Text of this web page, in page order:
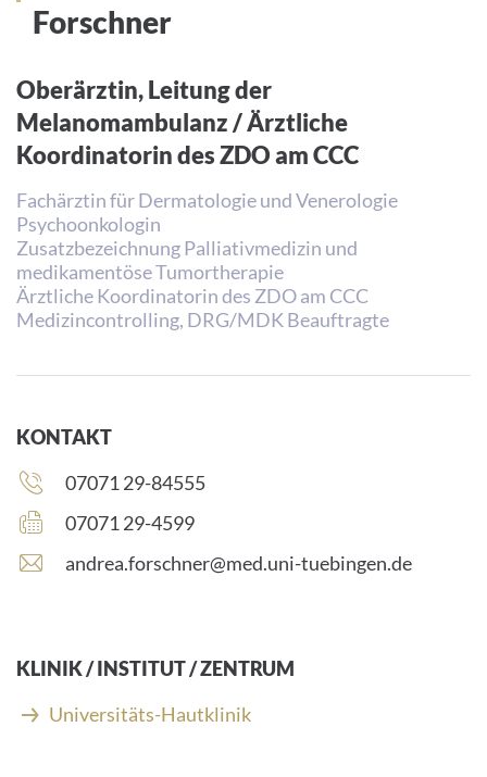
Forschner
Oberärztin, Leitung der
Melanomambulanz / Ärztliche
Koordinatorin des ZDO am CCC
Fachärztin für Dermatologie und Venerologie
Psychoonkologin
Zusatzbezeichnung Palliativmedizin und
medikamentöse Tumortherapie
Ärztliche Koordinatorin des ZDO am CCC
Medizincontrolling, DRG/MDK Beauftragte
KONTAKT
Telefonnummer:
07071 29-84555
Faxnummer:
07071 29-4599
E
i
l
A
andrea.forschner@med.uni-tuebingen.de
KLINIK / INSTITUT / ZENTRUM
Universitäts-Hautklinik